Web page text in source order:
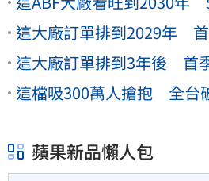
這大廠訂單排到2029年
這大廠訂單排到3年後 首
這檔吸300萬人搶抱 全台
蘋果新品懶人包